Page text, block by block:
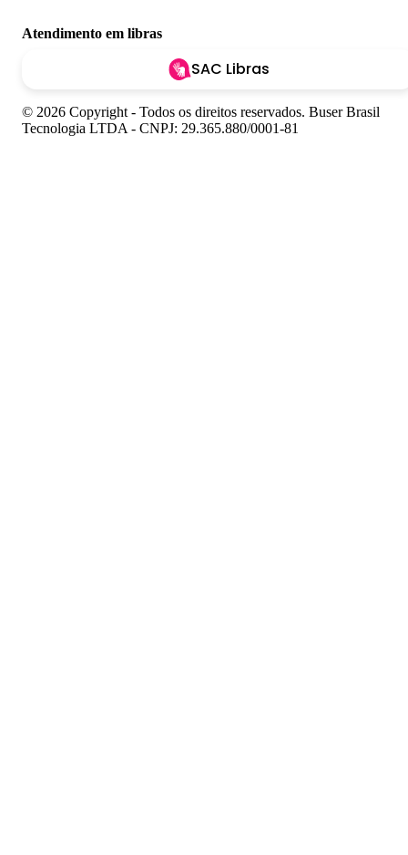
Atendimento em libras
SAC Libras
© 2026 Copyright - Todos os direitos reservados. Buser Brasil
Tecnologia LTDA - CNPJ: 29.365.880/0001-81